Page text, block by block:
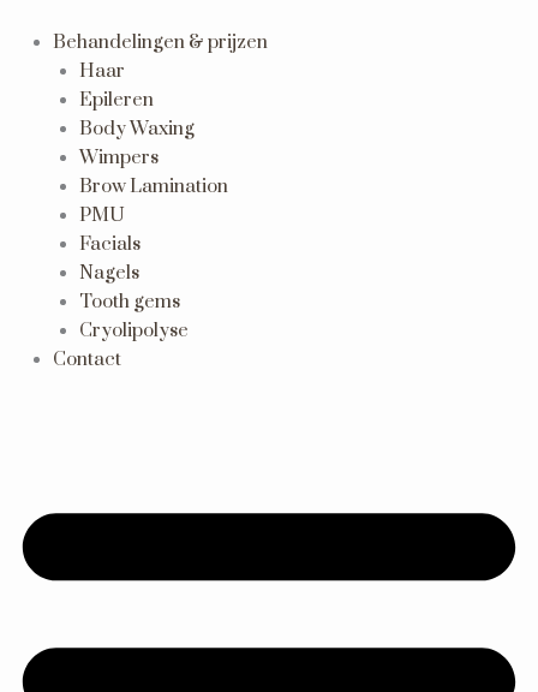
naar Behandelingen & prijzen
Haar
Epileren
Body Waxing
Wimpers
Brow Lamination
PMU
Facials
Nagels
Tooth gems
Cryolipolyse
Contact